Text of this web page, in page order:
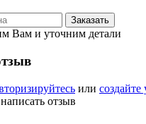
Заказать
Вам и уточним детали
или
отзыв